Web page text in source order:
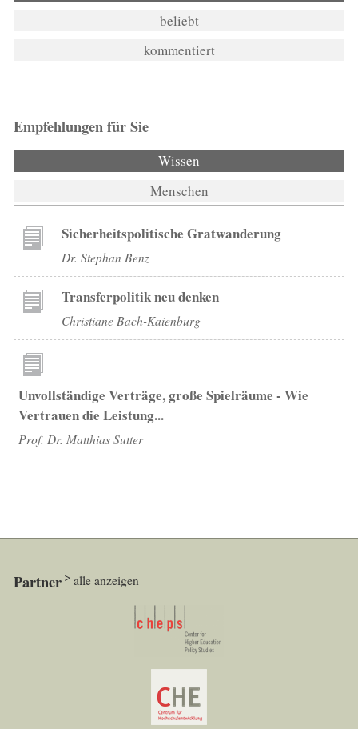
beliebt
kommentiert
Empfehlungen für Sie
Wissen
Menschen
Sicherheitspolitische Gratwanderung
Dr. Stephan Benz
Transferpolitik neu denken
Christiane Bach-Kaienburg
Unvollständige Verträge, große Spielräume - Wie
Vertrauen die Leistung...
Prof. Dr. Matthias Sutter
Partner alle anzeigen